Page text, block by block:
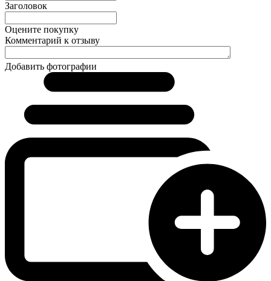
Заголовок
Оцените покупку
Комментарий к отзыву
Добавить фотографии